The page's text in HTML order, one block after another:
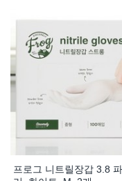
프로그 니트릴장갑 3.8